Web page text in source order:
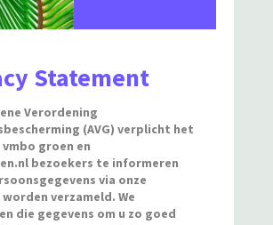
Statement
Verordening
(AVG) verplicht het
groen en
bezoekers te informeren
via onze
verzameld. We
die gegevens om u zo goed